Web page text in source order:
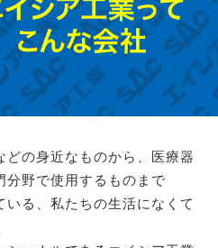
どの身近なものから、医療器
分野で使用するものまで
いる、私たちの生活になくて